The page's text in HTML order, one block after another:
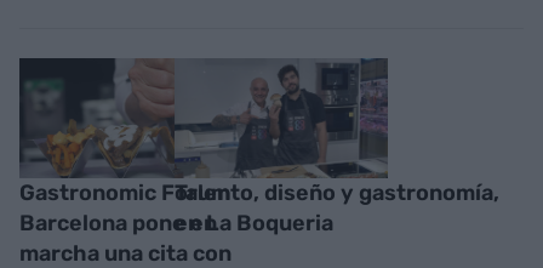
Gastronomic Forum
Barcelona pone en
marcha una cita con
Talento, diseño y gastronomía,
en La Boqueria